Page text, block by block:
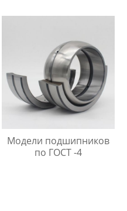
Модели подшипников
по ГОСТ -4